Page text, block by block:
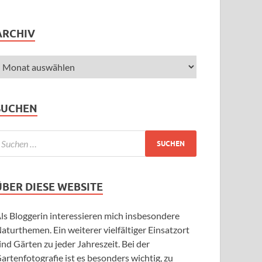
DIESE WEBSITE
Bloggerin interessieren mich insbesondere
Ein weiterer vielfältiger Einsatzort
Gärten zu jeder Jahreszeit. Bei der
ist es besonders wichtig, zu